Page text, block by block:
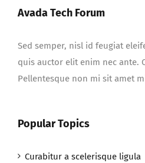
Avada Tech Forum
Sed semper, nisl id feugiat
quis auctor elit enim nec ante.
Pellentesque non mi sit amet
Popular Topics
Curabitur a scelerisque ligula